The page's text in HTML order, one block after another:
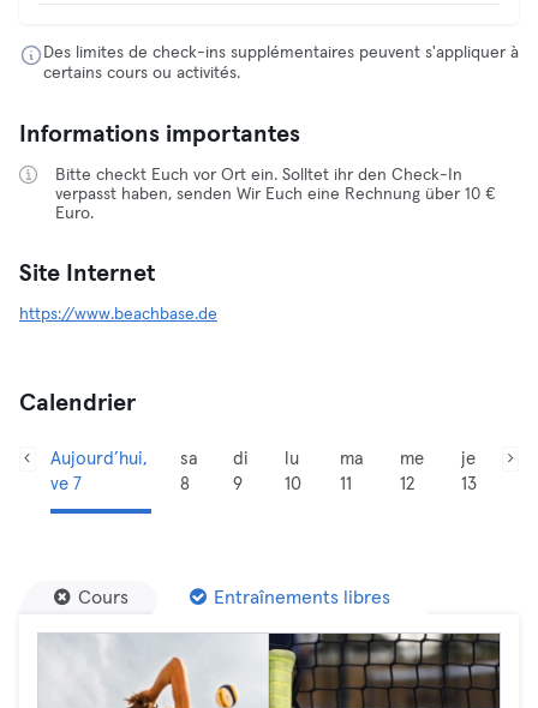
Des limites de check-ins supplémentaires peuvent s'appliquer à
certains cours ou activités.
Informations importantes
Bitte checkt Euch vor Ort ein. Solltet ihr den Check-In
verpasst haben, senden Wir Euch eine Rechnung über 10 €
Euro.
Site Internet
https://www.beachbase.de
Calendrier
Aujourd’hui,
ve 7
sa
8
di
9
lu
10
ma
11
me
12
je
13
Cours Entraînements libres